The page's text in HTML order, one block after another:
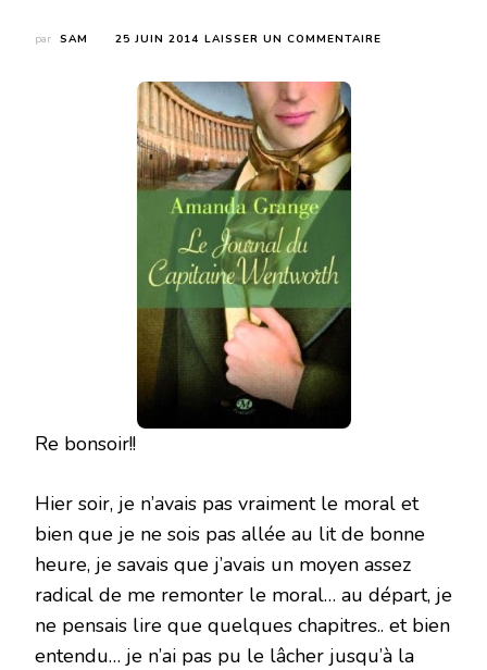
par SAM 25 JUIN 2014 LAISSER UN COMMENTAIRE
Re bonsoir!!
Hier soir, je n’avais pas vraiment le moral et
bien que je ne sois pas allée au lit de bonne
heure, je savais que j’avais un moyen assez
radical de me remonter le moral… au départ, je
ne pensais lire que quelques chapitres.. et bien
entendu… je n’ai pas pu le lâcher jusqu’à la